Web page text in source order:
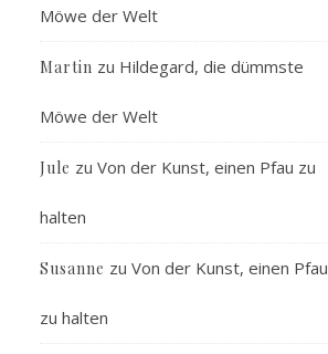
Möwe der Welt
Martin zu Hildegard, die dümmste
Möwe der Welt
Jule zu Von der Kunst, einen Pfau zu
halten
Susanne zu Von der Kunst, einen Pfau
zu halten